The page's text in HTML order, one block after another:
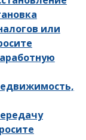
или